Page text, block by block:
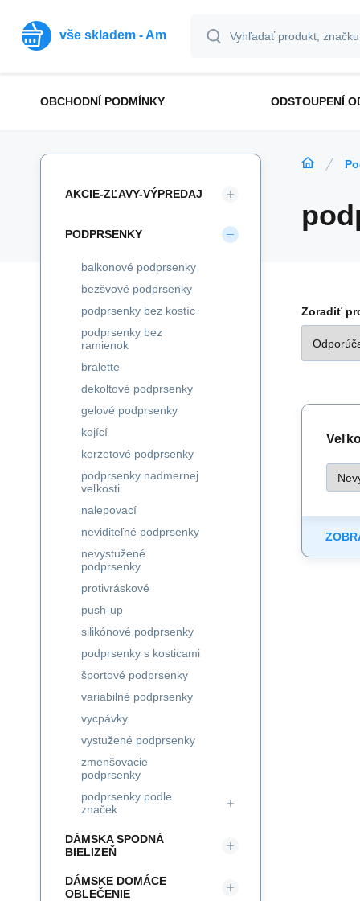
vše skladem - Am
OBCHODNÍ PODMÍNKY ODSTOUPENÍ
Zoradiť
AKCIE-ZĽAVY-VÝPREDAJ
PODPRSENKY
balkonové podprsenky
bezšvové podprsenky
podprsenky bez kostíc
podprsenky bez
ramienok
bralette
dekoltové podprsenky
gelové podprsenky
kojící
korzetové podprsenky
podprsenky nadmernej
veľkosti
nalepovací
neviditeľné podprsenky
nevystužené
podprsenky
protivráskové
push-up
silikónové podprsenky
podprsenky s kosticami
športové podprsenky
variabilné podprsenky
vycpávky
vystužené podprsenky
zmenšovacie
podprsenky
podprsenky podle
značek
DÁMSKA SPODNÁ
BIELIZEŇ
DÁMSKE DOMÁCE
OBLEČENIE